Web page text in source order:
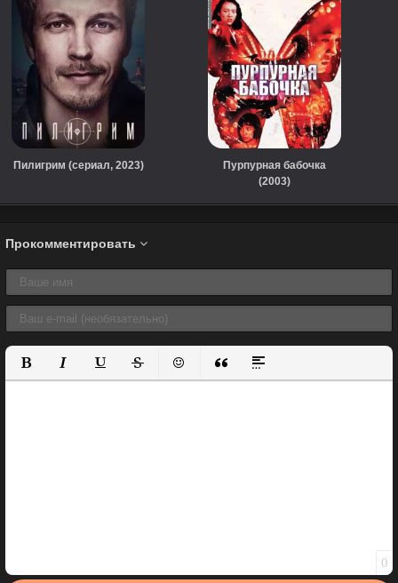
Пилигрим (сериал, 2023)
Пурпурная бабочка
(2003)
Прокомментировать
Полужирный
КурсивПодчеркнутый
ЗачеркнутыйВставить смайлик
Вставка цитаты
Вставка спойлера
0